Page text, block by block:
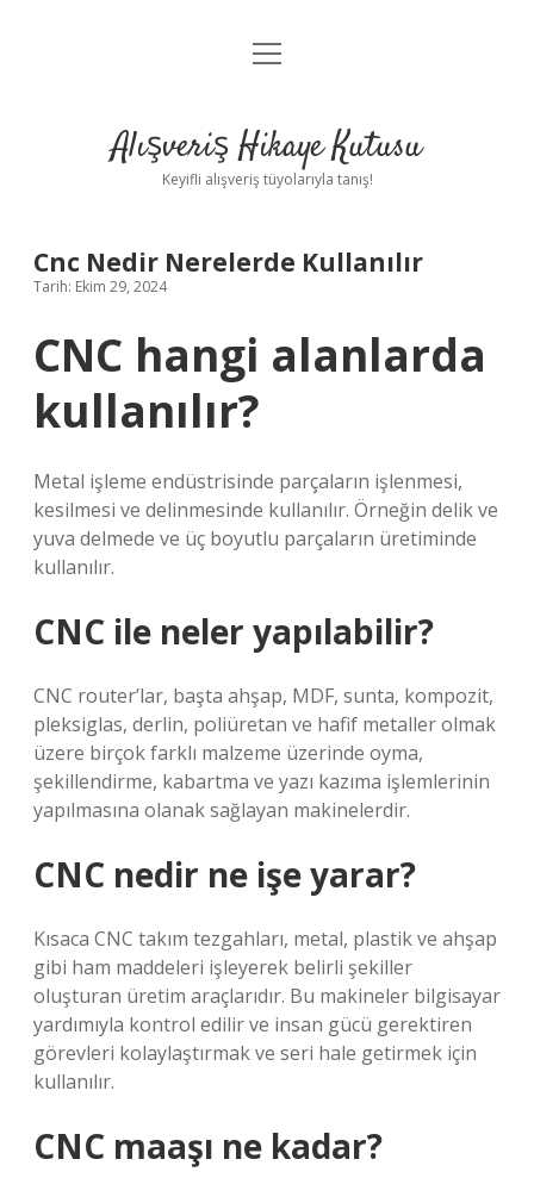
Anasayfa
Yasal Uyarı
menüyü
Alışveriş Hikaye Kutusu
Keyifli alışveriş tüyolarıyla tanış!
Cnc Nedir Nerelerde Kullanılır
Tarih: Ekim 29, 2024
CNC hangi alanlarda
kullanılır?
Metal işleme endüstrisinde parçaların işlenmesi,
kesilmesi ve delinmesinde kullanılır. Örneğin delik ve
yuva delmede ve üç boyutlu parçaların üretiminde
kullanılır.
CNC ile neler yapılabilir?
CNC router’lar, başta ahşap, MDF, sunta, kompozit,
pleksiglas, derlin, poliüretan ve hafif metaller olmak
üzere birçok farklı malzeme üzerinde oyma,
şekillendirme, kabartma ve yazı kazıma işlemlerinin
yapılmasına olanak sağlayan makinelerdir.
CNC nedir ne işe yarar?
Kısaca CNC takım tezgahları, metal, plastik ve ahşap
gibi ham maddeleri işleyerek belirli şekiller
oluşturan üretim araçlarıdır. Bu makineler bilgisayar
yardımıyla kontrol edilir ve insan gücü gerektiren
görevleri kolaylaştırmak ve seri hale getirmek için
kullanılır.
CNC maaşı ne kadar?